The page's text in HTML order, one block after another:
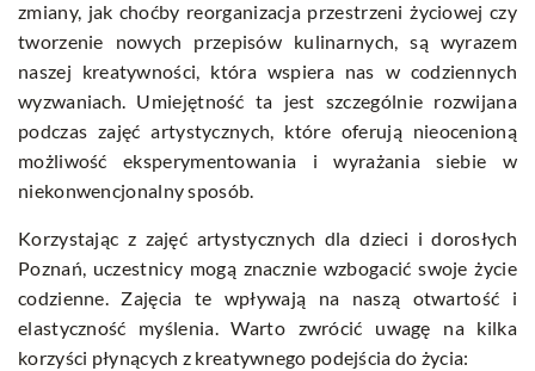
zmiany, jak choćby reorganizacja przestrzeni życiowej czy
tworzenie nowych przepisów kulinarnych, są wyrazem
naszej kreatywności, która wspiera nas w codziennych
wyzwaniach. Umiejętność ta jest szczególnie rozwijana
podczas zajęć artystycznych, które oferują nieocenioną
możliwość eksperymentowania i wyrażania siebie w
niekonwencjonalny sposób.
Korzystając z zajęć artystycznych dla dzieci i dorosłych
Poznań, uczestnicy mogą znacznie wzbogacić swoje życie
codzienne. Zajęcia te wpływają na naszą otwartość i
elastyczność myślenia. Warto zwrócić uwagę na kilka
korzyści płynących z kreatywnego podejścia do życia: